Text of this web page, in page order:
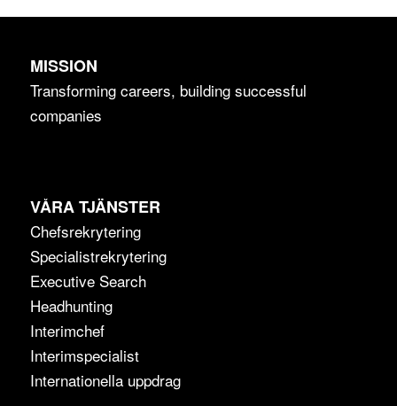
MISSION
Transforming careers, building successful
companies
VÅRA TJÄNSTER
Chefsrekrytering
Specialistrekrytering
Executive Search
Headhunting
Interimchef
Interimspecialist
Internationella uppdrag